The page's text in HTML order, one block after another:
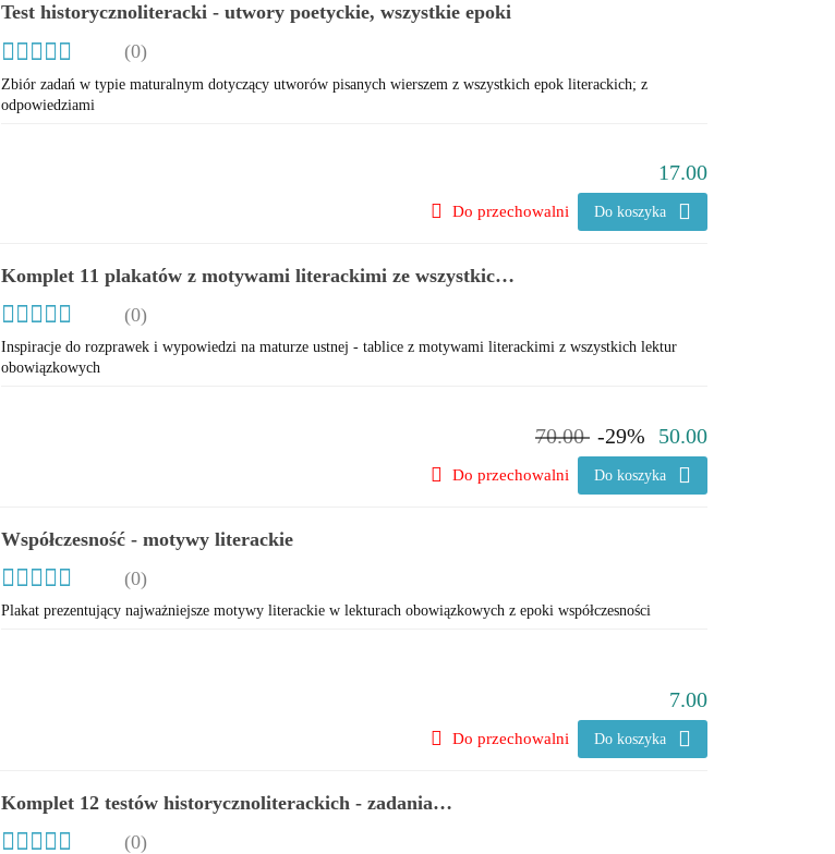
Test historycznoliteracki - utwory poetyckie, wszystkie epoki
(0)
Zbiór zadań w typie maturalnym dotyczący utworów pisanych wierszem z wszystkich epok literackich; z
odpowiedziami
17.00
Do koszyka
Do przechowalni
Komplet 11 plakatów z motywami literackimi ze wszystkich
epok
(0)
Inspiracje do rozprawek i wypowiedzi na maturze ustnej - tablice z motywami literackimi z wszystkich lektur
obowiązkowych
70.00 -29% 50.00
Do koszyka
Do przechowalni
Współczesność - motywy literackie
(0)
Plakat prezentujący najważniejsze motywy literackie w lekturach obowiązkowych z epoki współczesności
7.00
Do koszyka
Do przechowalni
Komplet 12 testów historycznoliterackich - zadania
maturalne z wszystkich epok literackich
(0)